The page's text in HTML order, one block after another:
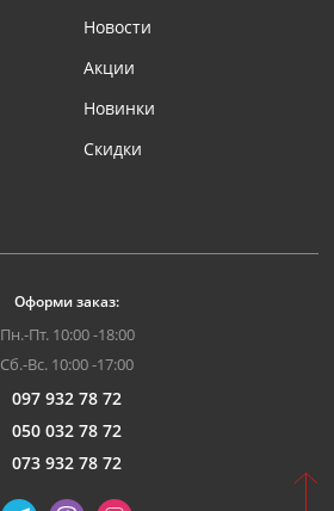
Новости
Акции
Новинки
Скидки
Оформи заказ:
Пн.-Пт. 10:00 -18:00
Сб.-Вс. 10:00 -17:00
097 932 78 72
050 032 78 72
073 932 78 72